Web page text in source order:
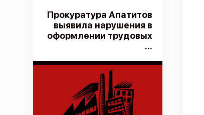
Прокуратура Апатитов
выявила нарушения в
оформлении трудовых
...